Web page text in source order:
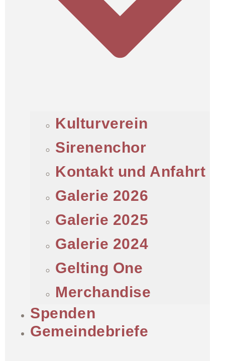
Kulturverein
Sirenenchor
Kontakt und Anfahrt
Galerie 2026
Galerie 2025
Galerie 2024
Gelting One
Merchandise
Spenden
Gemeindebriefe